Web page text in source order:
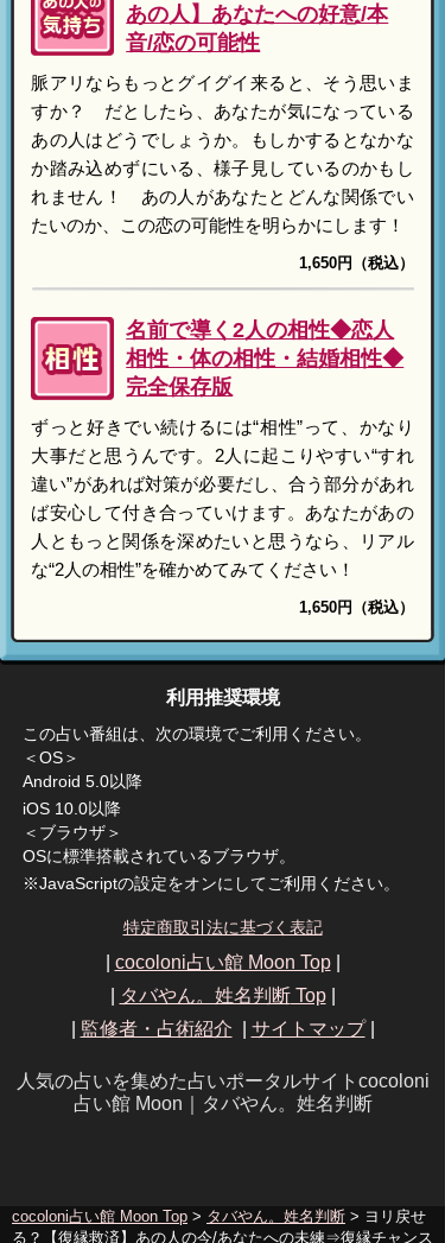
あの人】あなたへの好意/本
音/恋の可能性
脈アリならもっとグイグイ来ると、そう思いま
すか？ だとしたら、あなたが気になっている
あの人はどうでしょうか。もしかするとなかな
か踏み込めずにいる、様子見しているのかもし
れません！ あの人があなたとどんな関係でい
たいのか、この恋の可能性を明らかにします！
1,650円（税込）
名前で導く2人の相性◆恋人
相性・体の相性・結婚相性◆
完全保存版
ずっと好きでい続けるには“相性”って、かなり
大事だと思うんです。2人に起こりやすい“すれ
違い”があれば対策が必要だし、合う部分があれ
ば安心して付き合っていけます。あなたがあの
人ともっと関係を深めたいと思うなら、リアル
な“2人の相性”を確かめてみてください！
1,650円（税込）
利用推奨環境
この占い番組は、次の環境でご利用ください。
＜OS＞
Android 5.0以降
iOS 10.0以降
＜ブラウザ＞
OSに標準搭載されているブラウザ。
※JavaScriptの設定をオンにしてご利用ください。
特定商取引法に基づく表記
cocoloni占い館 Moon Top|
タバやん。姓名判断Top|
監修者・占術紹介 サイトマップ|
人気の占いを集めた占いポータルサイトcocoloni
占い館 Moon｜
タバやん。姓名判断
cocoloni占い館 Moon Top > タバやん。姓名判断 > ヨリ戻せ
る？【復縁救済】あの人の今/あなたへの未練⇒復縁チャンス